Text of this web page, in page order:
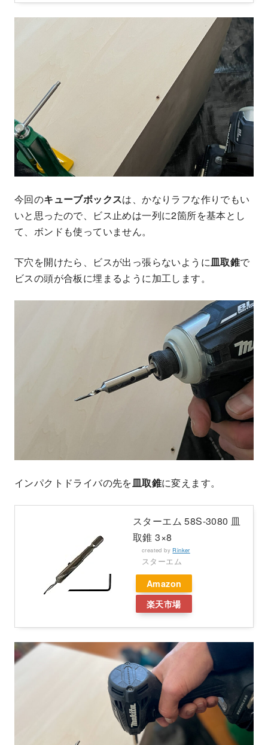
今回のキューブボックスは、かなりラフな作りでもい
いと思ったので、ビス止めは一列に2箇所を基本とし
て、ボンドも使っていません。
下穴を開けたら、ビスが出っ張らないように皿取錐で
ビスの頭が合板に埋まるように加工します。
インパクトドライバの先を皿取錐に変えます。
スターエム 58S-3080 皿
取錐 3×8
created by Rinker
スターエム
Amazon
楽天市場